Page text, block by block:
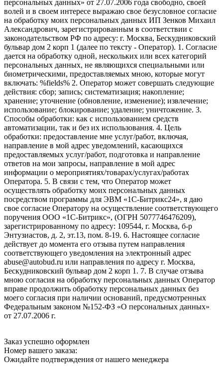
персональных данных» от 27.07.2006 года свободно, своей
волей и в своем интересе выражаю свое безусловное согласие
на обработку моих персональных данных ИП Зенков Михаил
Александрович, зарегистрированным в соответствии с
законодательством РФ по адресу: г. Москва, Бескудниковский
бульвар дом 2 корп 1 (далее по тексту - Оператор). 1. Согласие
дается на обработку одной, нескольких или всех категорий
персональных данных, не являющихся специальными или
биометрическими, предоставляемых мною, которые могут
включать: %fields% 2. Оператор может совершать следующие
действия: сбор; запись; систематизация; накопление;
хранение; уточнение (обновление, изменение); извлечение;
использование; блокирование; удаление; уничтожение. 3.
Способы обработки: как с использованием средств
автоматизации, так и без их использования. 4. Цель
обработки: предоставление мне услуг/работ, включая,
направление в мой адрес уведомлений, касающихся
предоставляемых услуг/работ, подготовка и направление
ответов на мои запросы, направление в мой адрес
информации о мероприятиях/товарах/услугах/работах
Оператора. 5. В связи с тем, что Оператор может
осуществлять обработку моих персональных данных
посредством программы для ЭВМ «1С-Битрикс24», я даю
свое согласие Оператору на осуществление соответствующего
поручения ООО «1С-Битрикс», (ОГРН 5077746476209),
зарегистрированному по адресу: 109544, г. Москва, б-р
Энтузиастов, д. 2, эт.13, пом. 8-19. 6. Настоящее согласие
действует до момента его отзыва путем направления
соответствующего уведомления на электронный адрес
abuse@autobud.ru или направления по адресу г. Москва,
Бескудниковский бульвар дом 2 корп 1. 7. В случае отзыва
мною согласия на обработку персональных данных Оператор
вправе продолжить обработку персональных данных без
моего согласия при наличии оснований, предусмотренных
Федеральным законом №152-ФЗ «О персональных данных»
от 27.07.2006 г.
Заказ успешно оформлен
Номер вашего заказа:
Ожидайте подтверждения от нашего менеджера